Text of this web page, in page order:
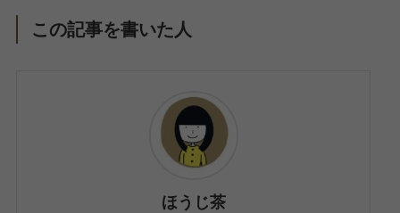
この記事を書いた人
ほうじ茶